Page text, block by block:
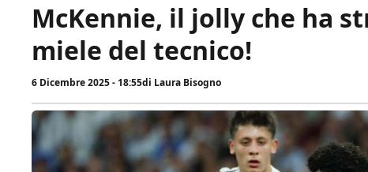
McKennie, il jolly che ha
miele del tecnico!
6 Dicembre 2025 - 18:55di Laura Bisogno